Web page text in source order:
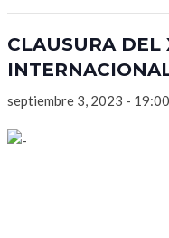
CLAUSURA DEL
septiembre 3, 2023 - 19:00